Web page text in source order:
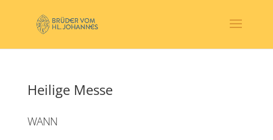
Heilige Messe
WANN